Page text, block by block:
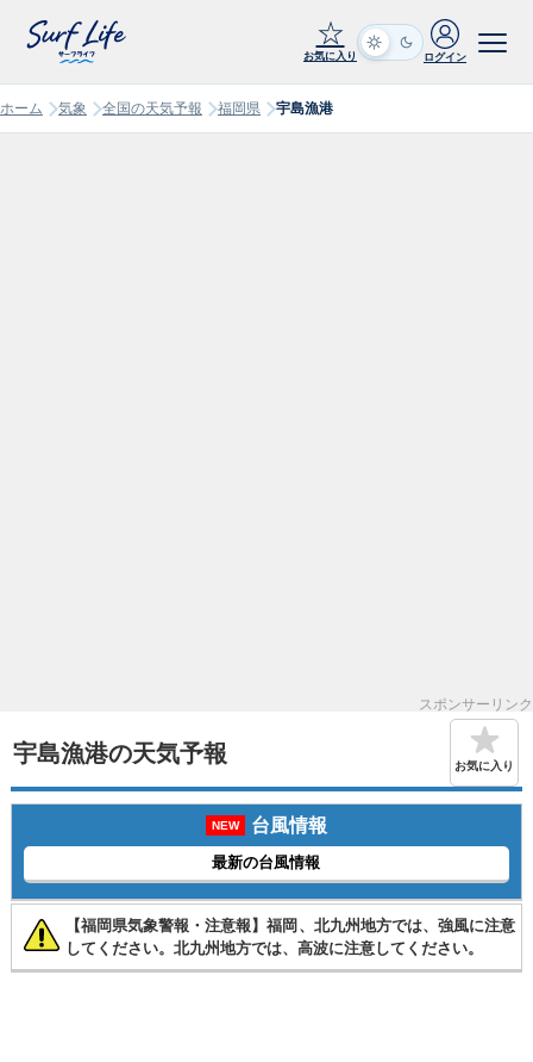
☆
お気に入り ログイン
ホーム 気象 全国の天気予報 福岡県 宇島漁港
スポンサーリンク
宇島漁港の天気予報 お気に入り
NEW 台風情報
最新の台風情報
【福岡県気象警報・注意報】福岡、北九州地方では、強風に注意
してください。北九州地方では、高波に注意してください。